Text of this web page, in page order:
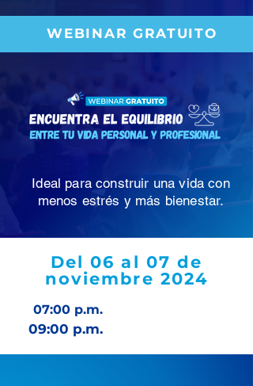
WEBINAR GRATUITO
Ideal para construir una vida con
menos estrés y más bienestar.
Del 06 al 07 de
noviembre 2024
07:00 p.m.
09:00 p.m.